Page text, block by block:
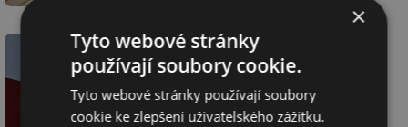
×
Tyto webové stránky
používají soubory cookie.
Tyto webové stránky používají soubory
cookie ke zlepšení uživatelského zážitku.